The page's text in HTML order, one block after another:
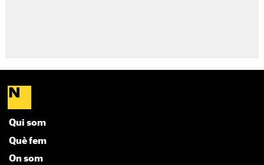
Qui som
Què fem
On som